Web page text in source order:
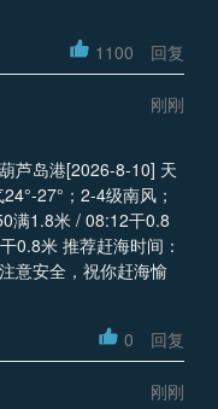
1100 回复
刚刚
葫芦岛港[2026-8-10] 天
27°；2-4级南风；
满1.8米 / 08:12干0.8
0.8米 推荐赶海时间：
意安全，祝你赶海愉
0 回复
刚刚